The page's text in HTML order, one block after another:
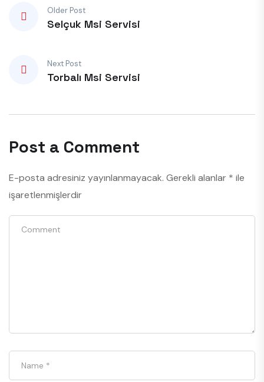
Older Post
Selçuk Msi Servisi
Next Post
Torbalı Msi Servisi
Post a Comment
E-posta adresiniz yayınlanmayacak. Gerekli alanlar * ile
işaretlenmişlerdir